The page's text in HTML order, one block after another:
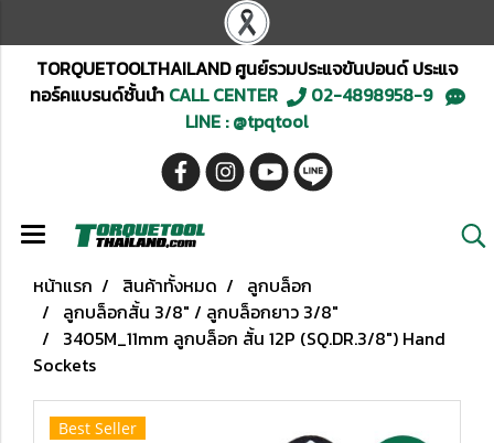
TORQUETOOLTHAILAND ศูนย์รวมประแจขันปอนด์ ประแจ
ทอร์คแบรนด์ชั้นนำCALL CENTER
02-4898958-9
LINE : @tpqtool
หน้าแรก สินค้าทั้งหมด
ลูกบล็อก
ลูกบล็อกสั้น 3/8" / ลูกบล็อกยาว 3/8"
3405M_11mm ลูกบล็อก สั้น 12P (SQ.DR.3/8") Hand
Sockets
Best Seller